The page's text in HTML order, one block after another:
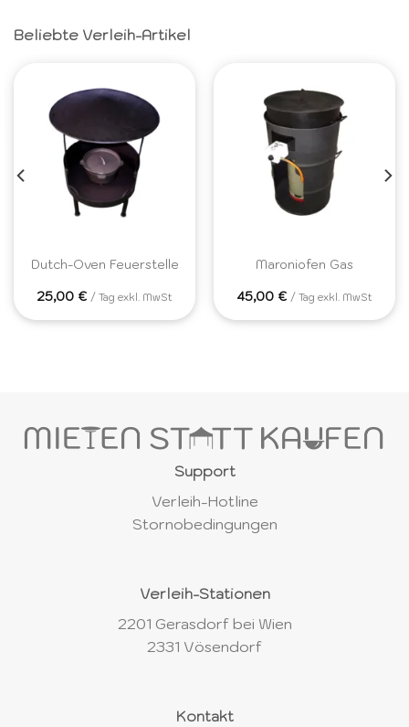
Beliebte Verleih-Artikel
Dutch-Oven Feuerstelle
25,00 € / Tag exkl. MwSt
Maroniofen Gas
45,00 € / Tag exkl. MwSt
Support
Verleih-Hotline
Stornobedingungen
Verleih-Stationen
2201 Gerasdorf bei Wien
2331 Vösendorf
Kontakt